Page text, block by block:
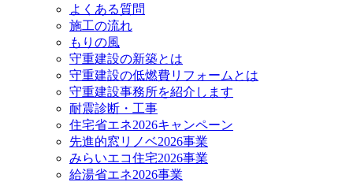
よくある質問
施工の流れ
もりの風
守重建設の新築とは
守重建設の低燃費リフォームとは
守重建設事務所を紹介します
耐震診断・工事
住宅省エネ2026キャンペーン
先進的窓リノベ2026事業
みらいエコ住宅2026事業
給湯省エネ2026事業